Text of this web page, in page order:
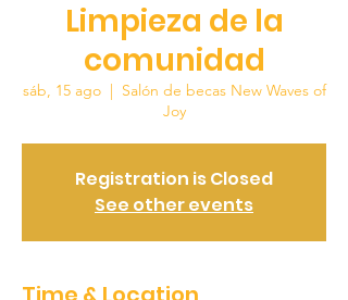
Limpieza de la
comunidad
sáb, 15 ago
  |
Salón de becas New Waves of
Joy
Registration is Closed
See other events